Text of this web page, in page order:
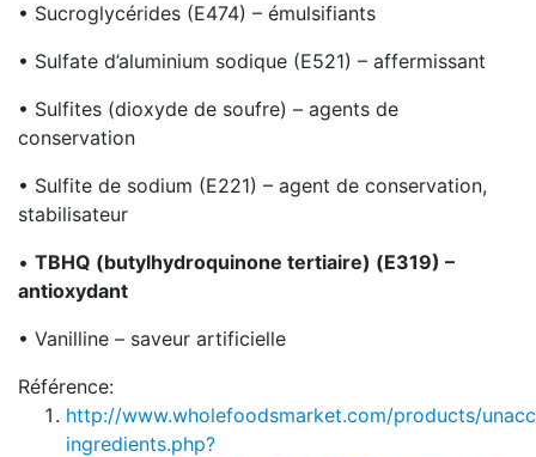
• Sucroglycérides (E474) – émulsifiants
• Sulfate d’aluminium sodique (E521) – affermissant
• Sulfites (dioxyde de soufre) – agents de
conservation
• Sulfite de sodium (E221) – agent de conservation,
stabilisateur
• TBHQ (butylhydroquinone tertiaire) (E319) –
antioxydant
• Vanilline – saveur artificielle
Référence:
http://www.wholefoodsmarket.com/products/
ingredients.php?